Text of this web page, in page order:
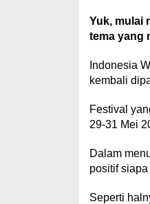
Yuk, mulai
tema yang
Indonesia
kembali
Festival
29-31 Mei
Dalam
positif
Seperti